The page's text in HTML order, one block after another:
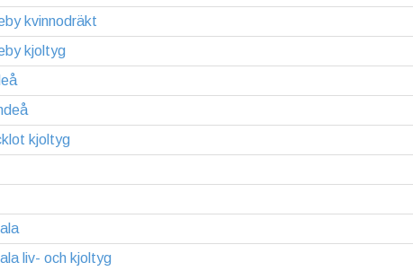
kvinnodräkt
kjoltyg
kjoltyg
liv- och kjoltyg